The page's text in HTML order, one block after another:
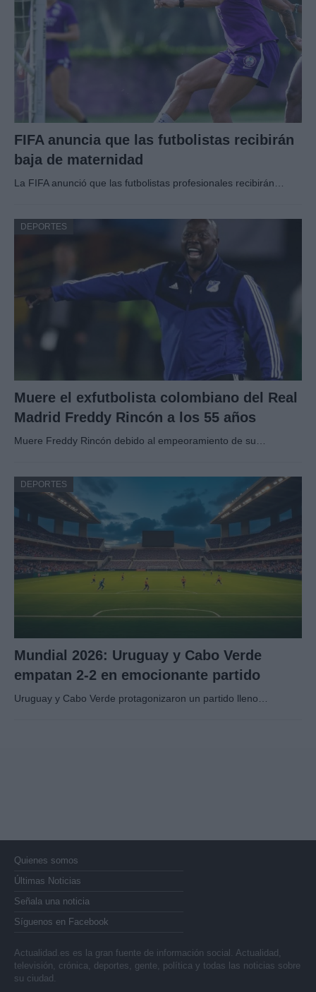
FIFA anuncia que las futbolistas recibirán
baja de maternidad
La FIFA anunció que las futbolistas profesionales recibirán…
DEPORTES
Muere el exfutbolista colombiano del Real
Madrid Freddy Rincón a los 55 años
Muere Freddy Rincón debido al empeoramiento de su…
DEPORTES
Mundial 2026: Uruguay y Cabo Verde
empatan 2-2 en emocionante partido
Uruguay y Cabo Verde protagonizaron un partido lleno…
Quienes somos
Últimas Noticias
Señala una noticia
Síguenos en Facebook
Actualidad.es es la gran fuente de información social. Actualidad,
televisión, crónica, deportes, gente, política y todas las noticias sobre
su ciudad.